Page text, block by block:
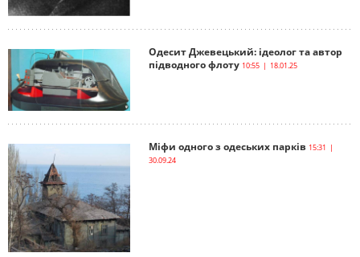
Одесит Джевецький: ідеолог та автор
підводного флоту 10:55 | 18.01.25
Міфи одного з одеських парків 15:31 |
30.09.24